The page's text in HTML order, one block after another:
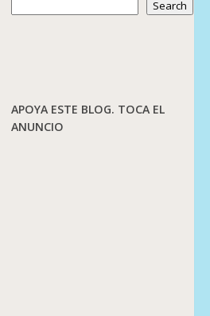
Search
APOYA ESTE BLOG. TOCA EL
ANUNCIO